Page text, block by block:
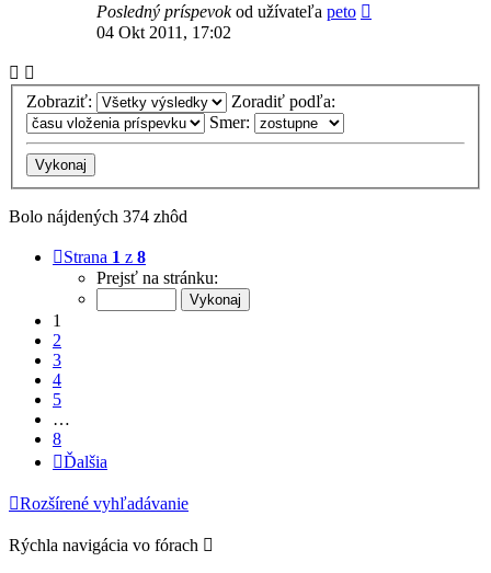
Posledný príspevokod užívateľa peto
04 Okt 2011, 17:02
Zobraziť:
Zoradiť podľa:
Smer:
Bolo nájdených 374 zhôd
Strana 1 z 8
Prejsť na stránku:
1
2
3
4
5
…
8
Ďalšia
Rozšírené vyhľadávanie
Rýchla navigácia vo fórach